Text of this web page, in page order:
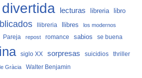
lecturas libreria
libro
llibreria llibres los modernos
Pareja repost romance sabios se buena
siglo XX sorpresas suicidios thriller
Gràcia Walter Benjamin